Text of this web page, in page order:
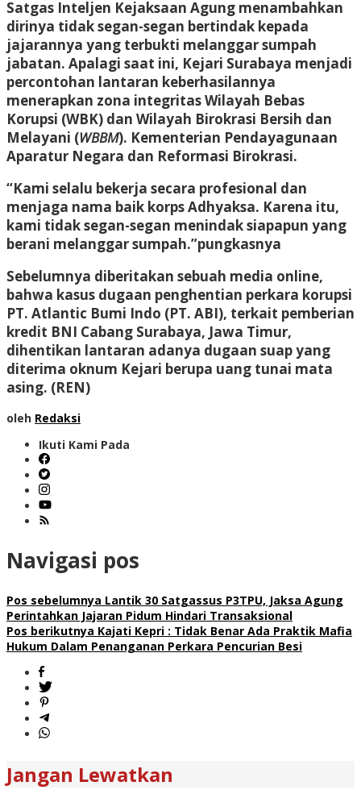
Satgas Inteljen Kejaksaan Agung menambahkan
dirinya tidak segan-segan bertindak kepada
jajarannya yang terbukti melanggar sumpah
jabatan. Apalagi saat ini, Kejari Surabaya menjadi
percontohan lantaran keberhasilannya
menerapkan zona integritas Wilayah Bebas
Korupsi (WBK) dan Wilayah Birokrasi Bersih dan
Melayani (WBBM). Kementerian Pendayagunaan
Aparatur Negara dan Reformasi Birokrasi.
“Kami selalu bekerja secara profesional dan
menjaga nama baik korps Adhyaksa. Karena itu,
kami tidak segan-segan menindak siapapun yang
berani melanggar sumpah.”pungkasnya
Sebelumnya diberitakan sebuah media online,
bahwa kasus dugaan penghentian perkara korupsi
PT. Atlantic Bumi Indo (PT. ABI), terkait pemberian
kredit BNI Cabang Surabaya, Jawa Timur,
dihentikan lantaran adanya dugaan suap yang
diterima oknum Kejari berupa uang tunai mata
asing. (REN)
oleh Redaksi
Ikuti Kami Pada
Navigasi pos
Pos sebelumnya Lantik 30 Satgassus P3TPU, Jaksa Agung
Perintahkan Jajaran Pidum Hindari Transaksional
Pos berikutnya Kajati Kepri : Tidak Benar Ada Praktik Mafia
Hukum Dalam Penanganan Perkara Pencurian Besi
Jangan Lewatkan